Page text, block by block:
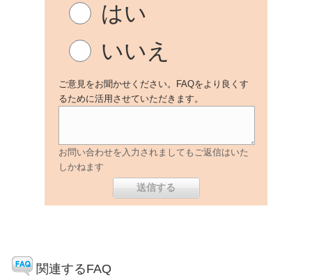
はい
いいえ
ご意見をお聞かせください。FAQをより良くす
るために活用させていただきます。
お問い合わせを入力されましてもご返信はいた
しかねます
関連するFAQ